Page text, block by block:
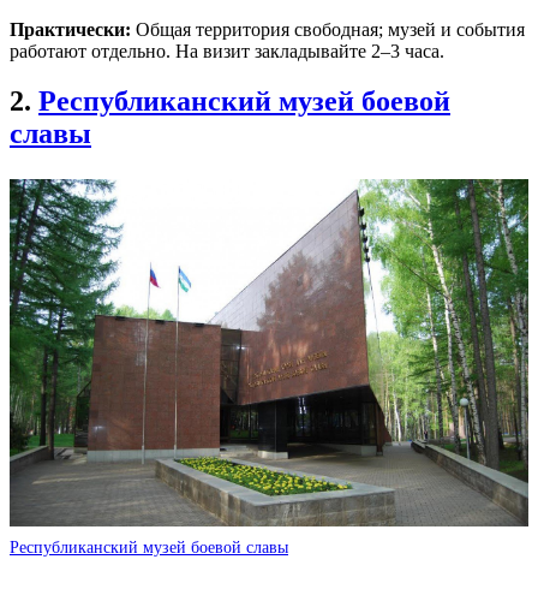
Практически: Общая территория свободная; музей и события
работают отдельно. На визит закладывайте 2–3 часа.
2. Республиканский музей боевой
славы
Республиканский музей боевой славы